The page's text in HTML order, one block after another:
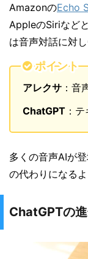
AmazonのEcho
AppleのSiriなど
は音声対話に対
ポイント
アレクサ ：音
ChatGPT ：
多くの音声AIが
の代わりになる
ChatGPTの